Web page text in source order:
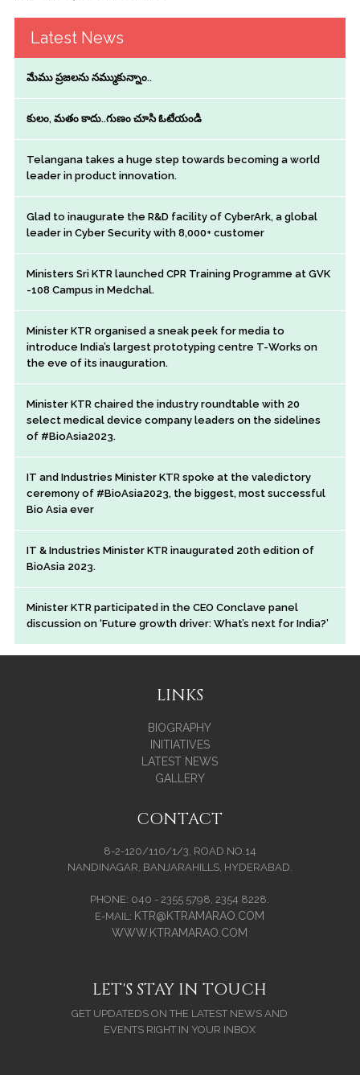
Latest News
మేము ప్రజలను నమ్ముకున్నాం..
కులం, మతం కాదు..గుణం చూసి ఓటేయండి
Telangana takes a huge step towards becoming a world
leader in product innovation.
Glad to inaugurate the R&D facility of CyberArk, a global
leader in Cyber Security with 8,000+ customer
Ministers Sri KTR launched CPR Training Programme at GVK
-108 Campus in Medchal.
Minister KTR organised a sneak peek for media to
introduce India’s largest prototyping centre T-Works on
the eve of its inauguration.
Minister KTR chaired the industry roundtable with 20
select medical device company leaders on the sidelines
of #BioAsia2023.
IT and Industries Minister KTR spoke at the valedictory
ceremony of #BioAsia2023, the biggest, most successful
Bio Asia ever
IT & Industries Minister KTR inaugurated 20th edition of
BioAsia 2023.
Minister KTR participated in the CEO Conclave panel
discussion on ‘Future growth driver: What’s next for India?’
LINKS
BIOGRAPHY
INITIATIVES
LATEST NEWS
GALLERY
CONTACT
8-2-120/110/1/3, ROAD NO.14
NANDINAGAR, BANJARAHILLS, HYDERABAD.
PHONE: 040 - 2355 5798, 2354 8228.
E-MAIL: KTR@KTRAMARAO.COM
WWW.KTRAMARAO.COM
LET'S STAY IN TOUCH
GET UPDATEDS ON THE LATEST NEWS AND
EVENTS RIGHT IN YOUR INBOX